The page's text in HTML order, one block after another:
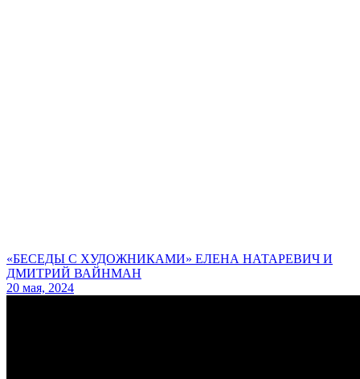
«БЕСЕДЫ С ХУДОЖНИКАМИ» ЕЛЕНА НАТАРЕВИЧ И
ДМИТРИЙ ВАЙНМАН
20 мая, 2024